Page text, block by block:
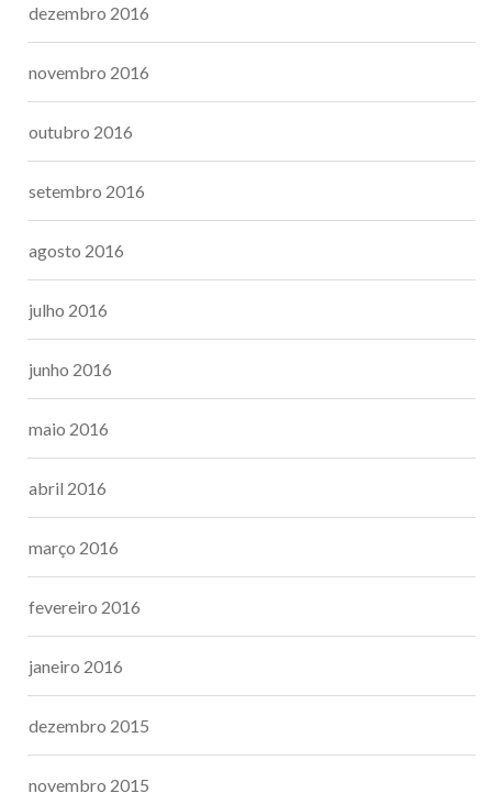
dezembro 2016
novembro 2016
outubro 2016
setembro 2016
agosto 2016
julho 2016
junho 2016
maio 2016
abril 2016
março 2016
fevereiro 2016
janeiro 2016
dezembro 2015
novembro 2015